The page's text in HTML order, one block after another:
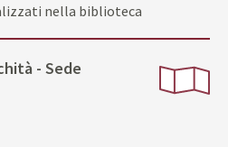
nella biblioteca
- Sede